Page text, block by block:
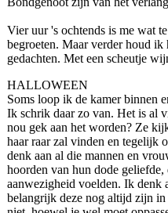
Vier uur 's ochtends is me wat
begroeten. Maar verder houd ik
gedachten. Met een scheutje
HALLOWEEN
Soms loop ik de kamer binnen
Ik schrik daar zo van. Het is al
nou gek aan het worden? Ze
haar raar zal vinden en tegelijk
denk aan al die mannen en
hoorden van hun dode
aanwezigheid voelden. Ik denk
belangrijk deze nog altijd zijn